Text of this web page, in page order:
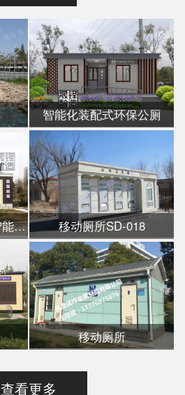
智能化装配式环保公厕
新型装配式移动环保智能公厕 移动厕所SD-018
移动厕所
查看更多